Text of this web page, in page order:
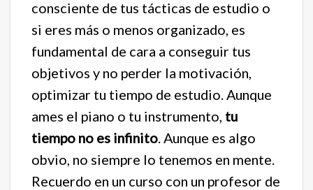
consciente de tus tácticas de estudio o
si eres más o menos organizado, es
fundamental de cara a conseguir tus
objetivos y no perder la motivación,
optimizar tu tiempo de estudio. Aunque
ames el piano o tu instrumento, tu
tiempo no es infinito. Aunque es algo
obvio, no siempre lo tenemos en mente.
Recuerdo en un curso con un profesor de